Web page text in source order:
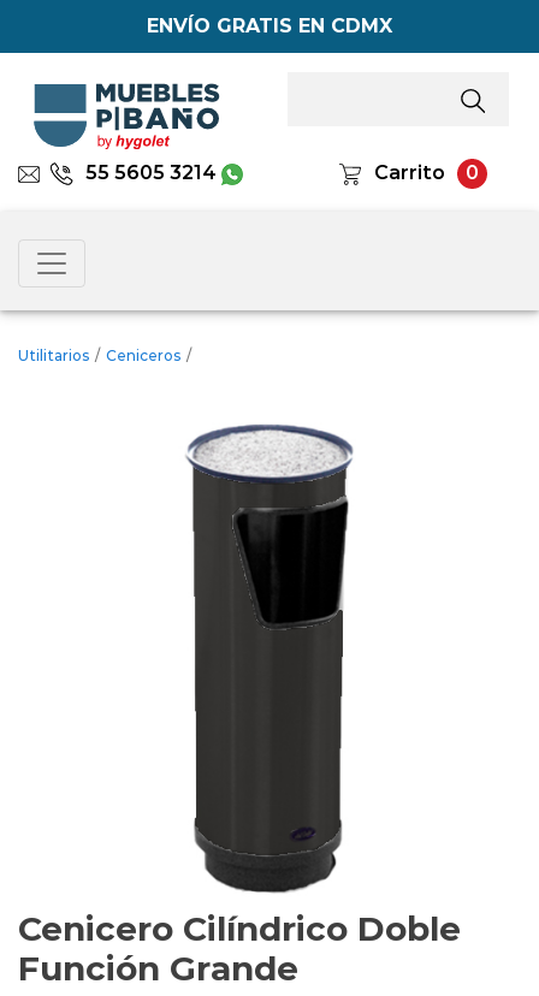
ENVÍO GRATIS EN CDMX
55 5605 3214 Carrito 0
Utilitarios / Ceniceros /
Cenicero Cilíndrico Doble
Función Grande